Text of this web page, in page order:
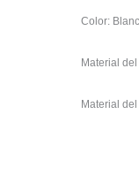
Color:
Material
Material